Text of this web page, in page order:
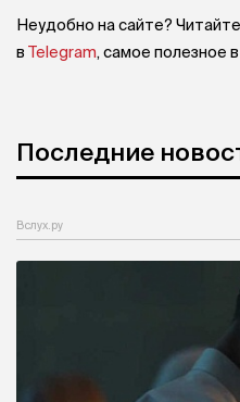
Неудобно на сайте?
в Telegram, самое полезное в
Последние
Вслух.ру